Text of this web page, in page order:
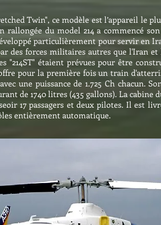
Twin", ce modèle est l’appareil le
du model 214 a commencé
particulièrement pour servir en
des forces militaires autres que l'Iran
"214ST" étaient prévues pour être
pour la première fois un train
une puissance de 1.725 Ch chacun.
de 1740 litres (435 gallons). La cabine
17 passagers et deux pilotes. Il est
entièrement automatique.